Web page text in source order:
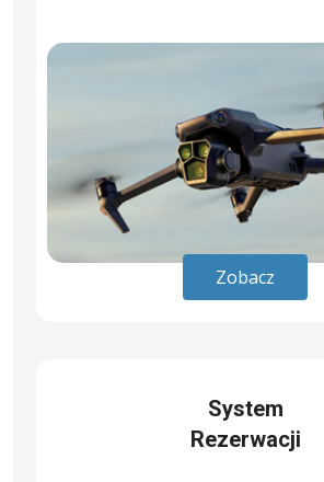
Zobacz
System
Rezerwacji